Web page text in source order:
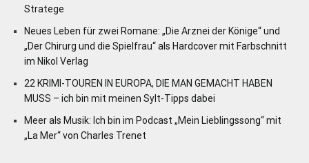
Stratege
Neues Leben für zwei Romane: „Die Arznei der Könige“ und
„Der Chirurg und die Spielfrau“ als Hardcover mit Farbschnitt
im Nikol Verlag
22 KRIMI-TOUREN IN EUROPA, DIE MAN GEMACHT HABEN
MUSS – ich bin mit meinen Sylt-Tipps dabei
Meer als Musik: Ich bin im Podcast „Mein Lieblingssong“ mit
„La Mer“ von Charles Trenet